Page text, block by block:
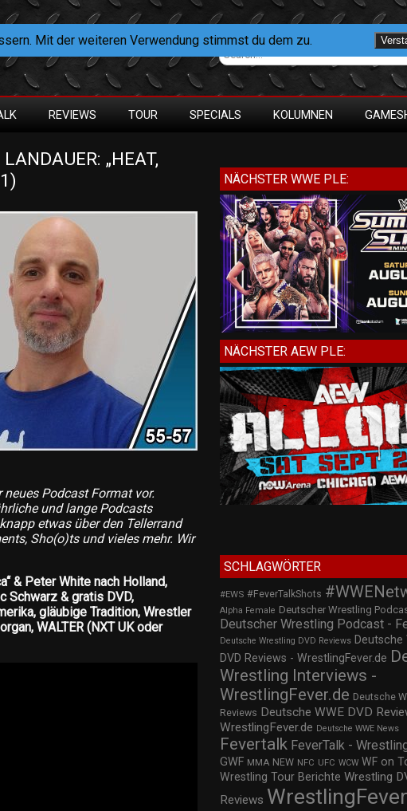
REVIEWS TOUR SPECIALS KOLUMNEN
„HEAT,
neues Podcast Format vor.
und lange Podcasts
etwas über den Tellerrand
Sho(o)ts und vieles mehr. Wir
& Peter White nach Holland,
Schwarz & gratis DVD,
gläubige Tradition, Wrestler
WALTER (NXT UK oder
NÄCHSTER WWE PLE:
NÄCHSTER AEW PLE:
SCHLAGWÖRTER
#EWS #FeverTalkShots
Alpha Female Deutscher Wrestling
Deutscher Wrestling Podcast -
Deutsche Wrestling DVD Reviews Deutsche
DVD Reviews - WrestlingFever.de
Wrestling Interviews -
WrestlingFever.de Deutsche
Reviews Deutsche WWE DVD
WrestlingFever.de Deutsche WWE News
Fevertalk FeverTalk -
GWF MMA NEW NFC UFC WCW WF on
Wrestling Tour Berichte Wrestling
Reviews WrestlingFever
Mit der weiteren Verwendung stimmst du dem zu.